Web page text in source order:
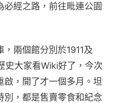
經之路，前往毗連公園
兩個館分別於1911及
史大家看Wiki好了，今次
啟，開了才一個多月。坦
別，都是售賣零食和紀念